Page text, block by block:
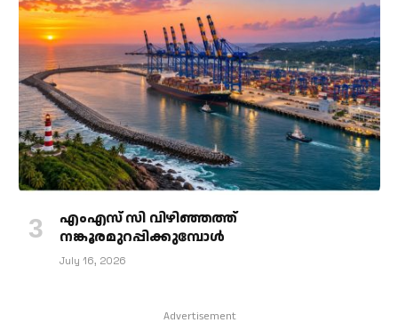
എംഎസ് സി വിഴിഞ്ഞത്ത്
നങ്കൂരമുറപ്പിക്കുമ്പോള്‍
July 16, 2026
Advertisement